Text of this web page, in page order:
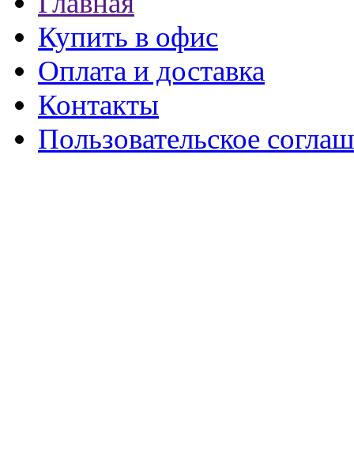
Купить в офис
Оплата и доставка
Контакты
Пользовательское